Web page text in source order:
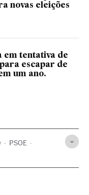
novas eleições
em tentativa de
escapar de
um ano.
PSOE